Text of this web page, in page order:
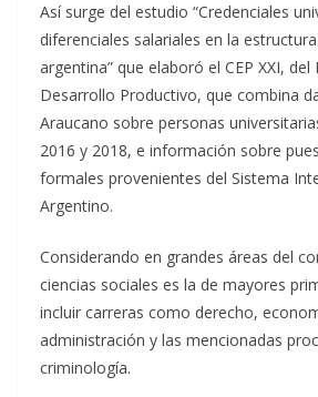
Así surge del estudio “Credenciales
diferenciales salariales en la
argentina” que elaboró el CEP XXI,
Desarrollo Productivo, que combina
Araucano sobre personas
2016 y 2018, e información sobre
formales provenientes del Sistema
Argentino.
Considerando en grandes áreas del
ciencias sociales es la de mayores
incluir carreras como derecho,
administración y las mencionadas
criminología.